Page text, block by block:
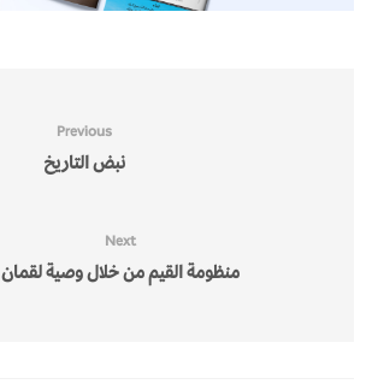
Previous
نبض التاريخ
Next
منظومة القيم من خلال وصية لقمان